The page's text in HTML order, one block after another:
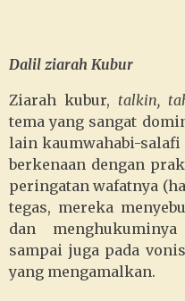
naar
hoofdinhoud
Dalil ziarah Kubur
Ziarah kubur, talkin,
tema yang sangat
lain kaumwahabi-salafi
berkenaan dengan
peringatan wafatnya
tegas, mereka
dan
sampai juga pada
yang mengamalkan.